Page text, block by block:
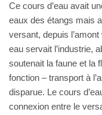
Ce cours d’eau avait
eaux des étangs mais
versant, depuis
eau servait l’industrie,
soutenait la faune et la
fonction – transport à
disparue. Le cours
connexion entre le